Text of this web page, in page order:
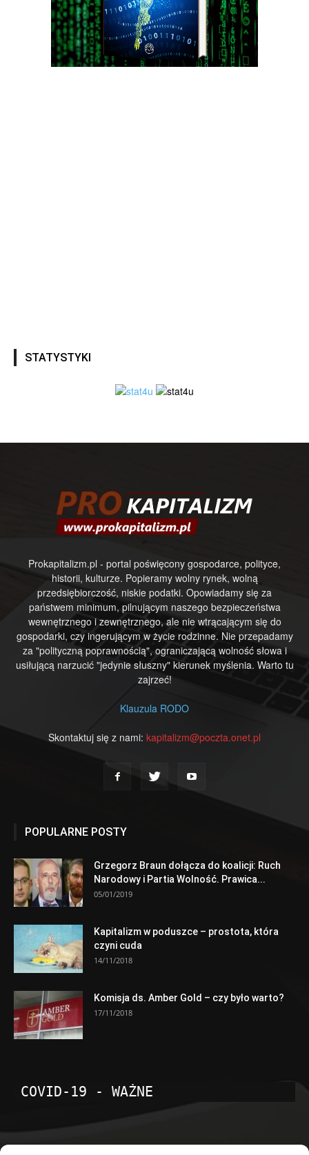
STATYSTYKI
Prokapitalizm.pl - portal poświęcony gospodarce, polityce,
historii, kulturze. Popieramy wolny rynek, wolną
przedsiębiorczość, niskie podatki. Opowiadamy się za
państwem minimum, pilnującym naszego bezpieczeństwa
wewnętrznego i zewnętrznego, ale nie wtrącającym się do
gospodarki, czy ingerującym w życie rodzinne. Nie przepadamy
za "polityczną poprawnością", ograniczającą wolność słowa i
usiłującą narzucić "jedynie słuszny" kierunek myślenia. Warto tu
zajrzeć!
Klauzula RODO
Skontaktuj się z nami: kapitalizm@poczta.onet.pl
POPULARNE POSTY
Grzegorz Braun dołącza do koalicji: Ruch
Narodowy i Partia Wolność. Prawica...
05/01/2019
Kapitalizm w poduszce – prostota, która
czyni cuda
14/11/2018
Komisja ds. Amber Gold – czy było warto?
17/11/2018
COVID-19 - WAŻNE